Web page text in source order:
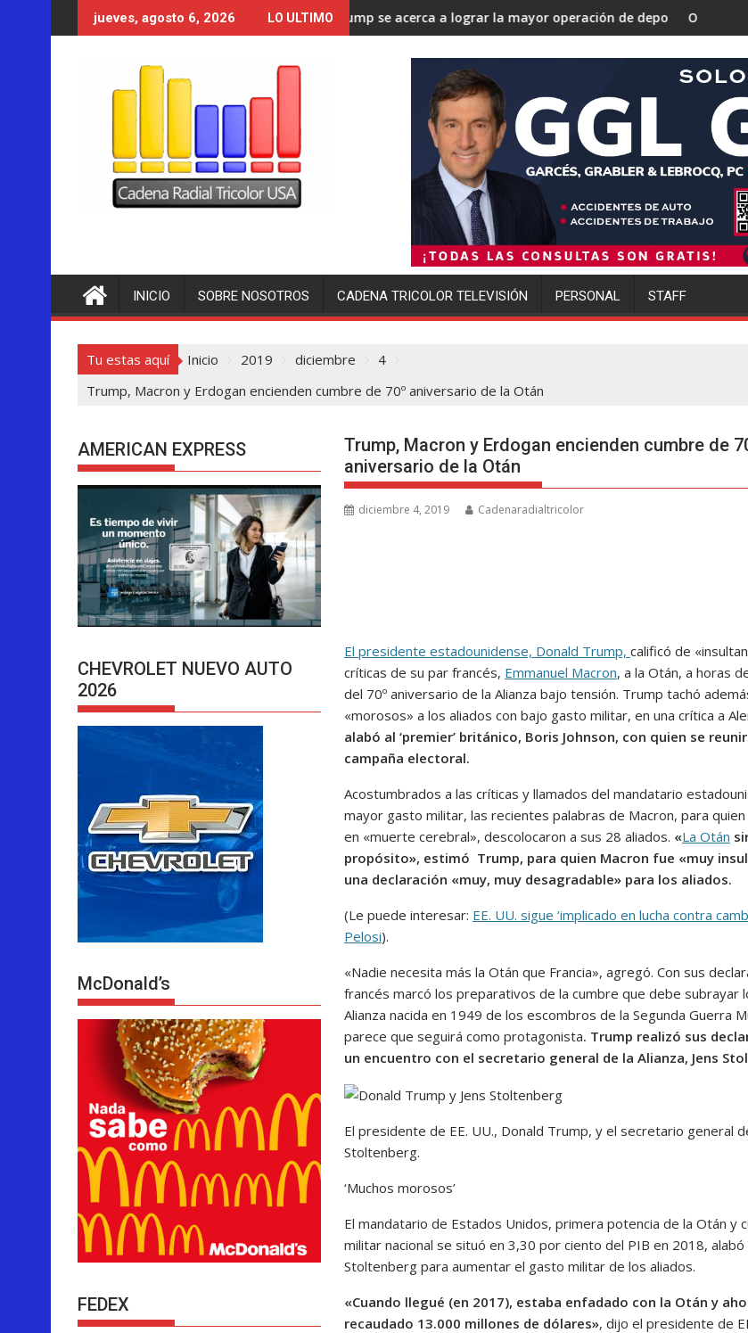
al
jueves, agosto 6, 2026 LO ULTIMO
Trump se acerca a lograr la mayor operación de deportaciones de la historia de
Ofensiva migratoria de
INICIO SOBRE NOSOTROS CADENA TRICOLOR TELEVISIÓN PERSONAL STAFF
Tu estas aquí Inicio 2019 diciembre
4
Trump, Macron y Erdogan encienden cumbre de 70º aniversario de la Otán
Trump, Macron y Erdogan encienden cumbre de
aniversario de la Otán
diciembre 4, 2019 Cadenaradialtricolor
El presidente estadounidense, Donald Trump, calificó de
críticas de su par francés, Emmanuel Macron, a la Otán, a horas
del 70º aniversario de la Alianza bajo tensión. Trump tachó
«morosos» a los aliados con bajo gasto militar, en una crítica a
alabó al ‘premier’ británico, Boris Johnson, con quien se
campaña electoral.
Acostumbrados a las críticas y llamados del mandatario
mayor gasto militar, las recientes palabras de Macron, para
en «muerte cerebral», descolocaron a sus 28 aliados. «La Otán
propósito», estimó Trump, para quien Macron fue «muy
una declaración «muy, muy desagradable» para los aliados.
(Le puede interesar: EE. UU. sigue ‘implicado en lucha contra
Pelosi).
«Nadie necesita más la Otán que Francia», agregó. Con sus
francés marcó los preparativos de la cumbre que debe subrayar
Alianza nacida en 1949 de los escombros de la Segunda Guerra
parece que seguirá como protagonista. Trump realizó sus
un encuentro con el secretario general de la Alianza, Jens
El presidente de EE. UU., Donald Trump, y el secretario general
Stoltenberg.
‘Muchos morosos’
El mandatario de Estados Unidos, primera potencia de la Otán y
militar nacional se situó en 3,30 por ciento del PIB en 2018,
Stoltenberg para aumentar el gasto militar de los aliados.
«Cuando llegué (en 2017), estaba enfadado con la Otán y
recaudado 13.000 millones de dólares», dijo el presidente de
AMERICAN EXPRESS
CHEVROLET NUEVO AUTO
2026
McDonald’s
FEDEX